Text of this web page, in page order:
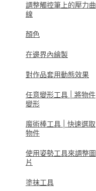
調整觸控筆上的壓力曲
線
顏色
在邊界內繪製
對作品套用動態效果
任意變形工具 | 將物件
變形
魔術棒工具 | 快速選取
物件
使用姿勢工具來調整圖
片
塗抹工具